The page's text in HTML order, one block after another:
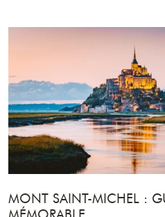
MONT SAINT-MICHEL :